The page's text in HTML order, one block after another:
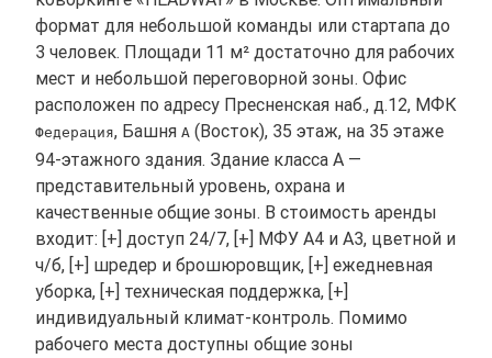
формат для небольшой команды или стартапа до
3 человек. Площади 11 м² достаточно для рабочих
мест и небольшой переговорной зоны. Офис
расположен по адресу Пресненская наб., д.12, МФК
Федерация, Башня А (Восток), 35 этаж, на 35 этаже
94-этажного здания. Здание класса A —
представительный уровень, охрана и
качественные общие зоны. В стоимость аренды
входит: [+] доступ 24/7, [+] МФУ А4 и А3, цветной и
ч/б, [+] шредер и брошюровщик, [+] ежедневная
уборка, [+] техническая поддержка, [+]
индивидуальный климат-контроль. Помимо
рабочего места доступны общие зоны